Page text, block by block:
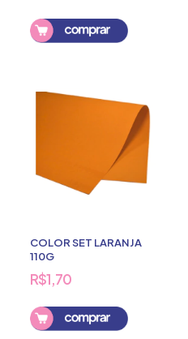
COLOR SET LARANJA
110G
R$1,70